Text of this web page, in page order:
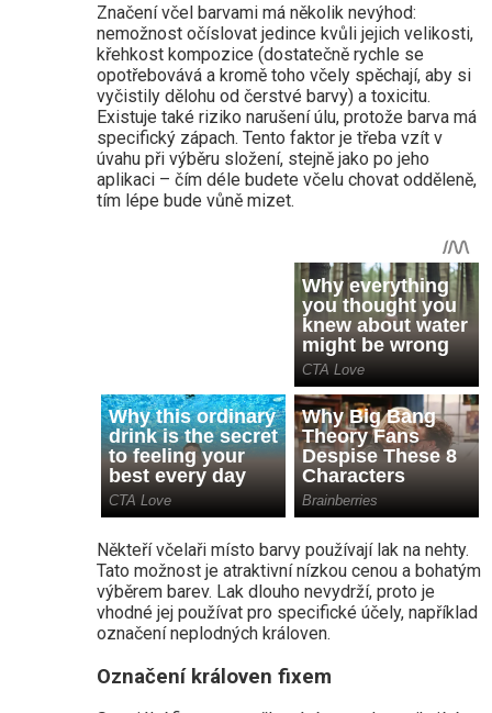
Značení včel barvami má několik nevýhod:
nemožnost očíslovat jedince kvůli jejich velikosti,
křehkost kompozice (dostatečně rychle se
opotřebovává a kromě toho včely spěchají, aby si
vyčistily dělohu od čerstvé barvy) a toxicitu.
Existuje také riziko narušení úlu, protože barva má
specifický zápach. Tento faktor je třeba vzít v
úvahu při výběru složení, stejně jako po jeho
aplikaci – čím déle budete včelu chovat odděleně,
tím lépe bude vůně mizet.
Někteří včelaři místo barvy používají lak na nehty.
Tato možnost je atraktivní nízkou cenou a bohatým
výběrem barev. Lak dlouho nevydrží, proto je
vhodné jej používat pro specifické účely, například
označení neplodných královen.
Označení královen fixem